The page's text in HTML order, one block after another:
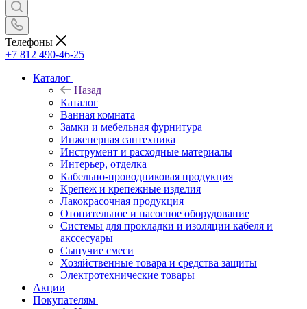
Телефоны
+7 812 490-46-25
Каталог
Назад
Каталог
Ванная комната
Замки и мебельная фурнитура
Инженерная сантехника
Инструмент и расходные материалы
Интерьер, отделка
Кабельно-проводниковая продукция
Крепеж и крепежные изделия
Лакокрасочная продукция
Отопительное и насосное оборудование
Системы для прокладки и изоляции кабеля и
акссесуары
Сыпучие смеси
Хозяйственные товара и средства защиты
Электротехнические товары
Акции
Покупателям